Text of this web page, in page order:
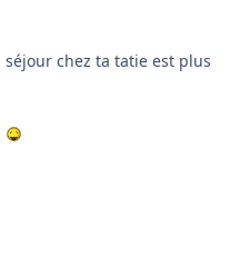
séjour chez ta tatie est plus